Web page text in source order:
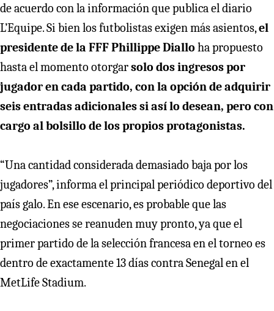
de acuerdo con la información que publica el diario
L’Equipe. Si bien los futbolistas exigen más asientos,el
presidente de la FFF Phillippe Diallo ha propuesto
hasta el momento otorgarsolo dos ingresos por
jugador en cada partido, con la opción de adquirir
seis entradas adicionales si así lo desean, pero con
cargo al bolsillo de los propios protagonistas.
“Una cantidad considerada demasiado baja por los
jugadores”, informa el principal periódico deportivo del
país galo. En ese escenario, es probable que las
negociaciones se reanuden muy pronto, ya que el
primer partido de la selección francesa en el torneo es
dentro de exactamente 13 días contra Senegal en el
MetLife Stadium.